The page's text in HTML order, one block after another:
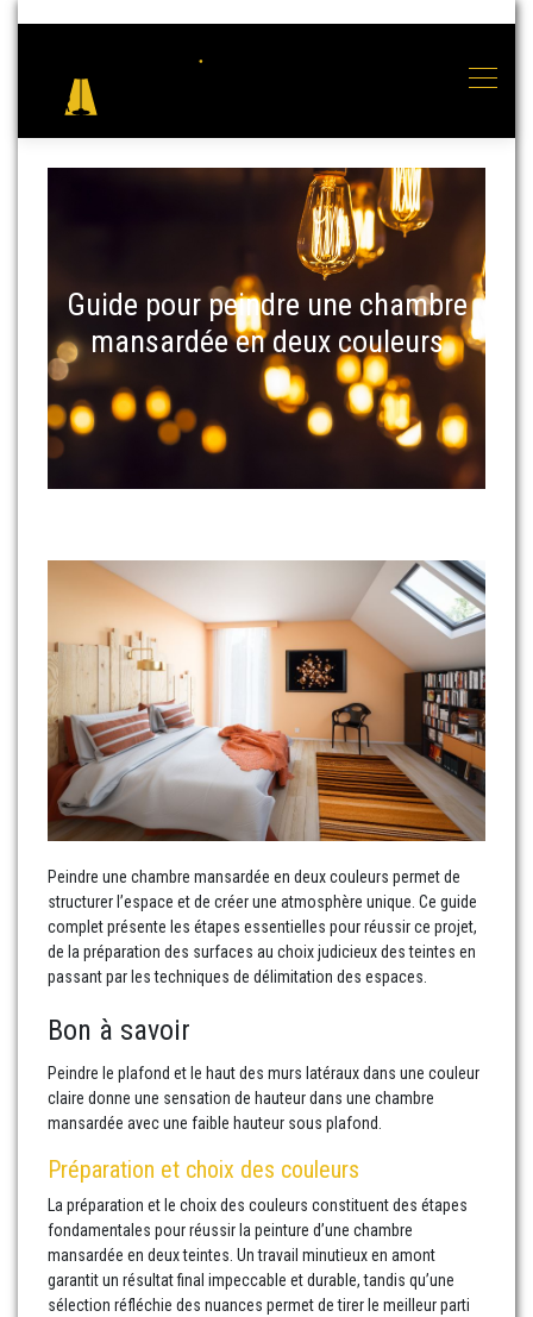
Guide pour peindre une chambre
mansardée en deux couleurs
Peindre une chambre mansardée en deux couleurs permet de
structurer l’espace et de créer une atmosphère unique. Ce guide
complet présente les étapes essentielles pour réussir ce projet,
de la préparation des surfaces au choix judicieux des teintes en
passant par les techniques de délimitation des espaces.
Bon à savoir
Peindre le plafond et le haut des murs latéraux dans une couleur
claire donne une sensation de hauteur dans une chambre
mansardée avec une faible hauteur sous plafond.
Préparation et choix des couleurs
La préparation et le choix des couleurs constituent des étapes
fondamentales pour réussir la peinture d’une chambre
mansardée en deux teintes. Un travail minutieux en amont
garantit un résultat final impeccable et durable, tandis qu’une
sélection réfléchie des nuances permet de tirer le meilleur parti